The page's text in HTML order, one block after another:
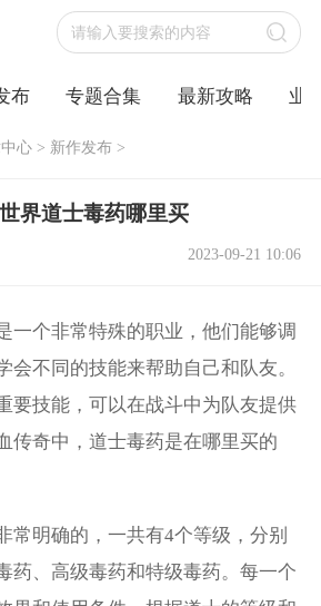
布 专题合集 最新攻略 业
心> 新作发布>
界道士毒药哪里买
2023-09-21 10:06
一个非常特殊的职业，他们能够调
会不同的技能来帮助自己和队友。
要技能，可以在战斗中为队友提供
传奇中，道士毒药是在哪里买的
常明确的，一共有4个等级，分别
药、高级毒药和特级毒药。每一个